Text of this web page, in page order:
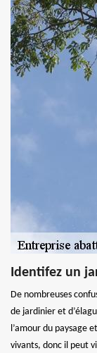
Identifez un
De nombreuses
de jardinier et
l’amour du paysage
vivants, donc il peut